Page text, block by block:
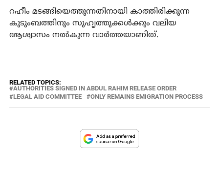
റഹീം മടങ്ങിയെത്തുന്നതിനായി കാത്തിരിക്കുന്ന
കുടുംബത്തിനും സുഹൃത്തുക്കള്‍ക്കും വലിയ
ആശ്വാസം നല്‍കുന്ന വാര്‍ത്തയാണിത്.
RELATED TOPICS:
AUTHORITIES SIGNED IN ABDUL RAHIM RELEASE ORDER
LEGAL AID COMMITTEE
ONLY REMAINS EMIGRATION PROCESS